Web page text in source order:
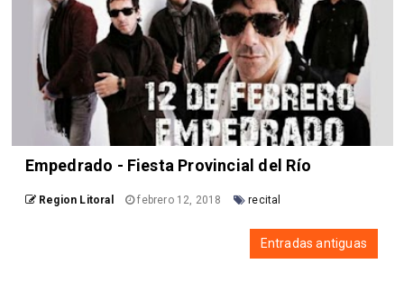
Empedrado - Fiesta Provincial del Río
Region Litoral febrero 12, 2018 recital
Entradas antiguas